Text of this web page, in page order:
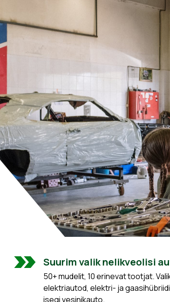
Suurim valik nelikveolisi
50+ mudelit, 10 erinevat tootjat.
elektriautod, elektri- ja
isegi vesinikauto.